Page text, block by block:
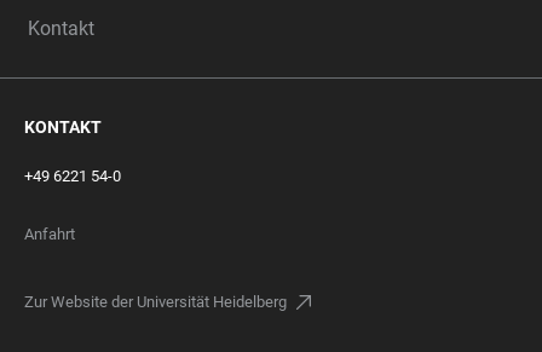
Kontakt
KONTAKT
+49 6221 54-0
Anfahrt
Zur Website der Universität Heidelberg